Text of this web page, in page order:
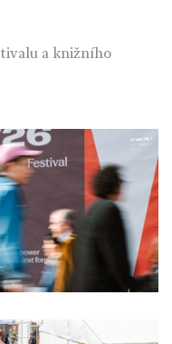
a knižního